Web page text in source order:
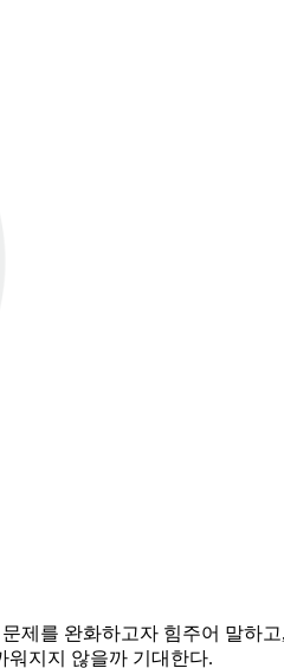
제를 완화하고자 힘주어 말하고
워지지 않을까 기대한다.